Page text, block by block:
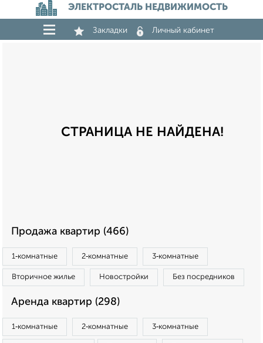
ЭЛЕКТРОСТАЛЬ НЕДВИЖИМОСТЬ
Закладки Личный кабинет
СТРАНИЦА НЕ НАЙДЕНА!
Продажа квартир (466)
1‑комнатные 2‑комнатные 3‑комнатные
Вторичное жилье Новостройки Без посредников
Аренда квартир (298)
1‑комнатные 2‑комнатные 3‑комнатные